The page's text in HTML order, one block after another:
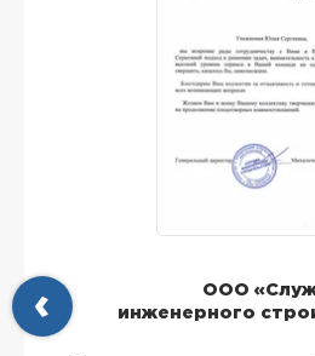
ООО
инженерного